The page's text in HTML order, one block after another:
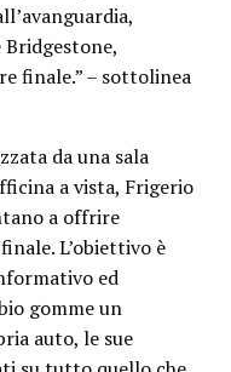
finale.” – sottolinea
da una sala
a vista, Frigerio
a offrire
L’obiettivo è
ed
gomme un
auto, le sue